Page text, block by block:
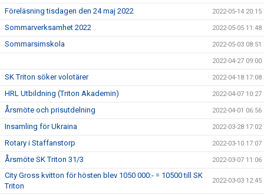
Föreläsning tisdagen den 24 maj 2022 2022-05-14 20:15
Sommarverksamhet 2022 2022-05-05 11:48
Sommarsimskola 2022-05-03 08:51
2022-04-27 09:00
SK Triton söker volotärer 2022-04-18 17:08
HRL Utbildning (Triton Akademin) 2022-04-07 10:27
Årsmöte och prisutdelning 2022-04-01 06:56
Insamling för Ukraina 2022-03-28 17:02
Rotary i Staffanstorp 2022-03-10 17:07
Årsmöte SK Triton 31/3 2022-03-07 11:06
City Gross kvitton för hösten blev 1050 000:- = 10500 till SK
Triton
2022-03-03 12:45